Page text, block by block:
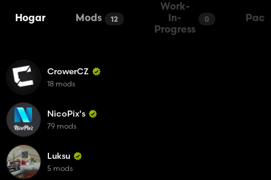
Hogar Mods 12
Work-
In-
Progress
0
CrowerCZ
18 mods
NicoPix's
79 mods
Luksu
5 mods